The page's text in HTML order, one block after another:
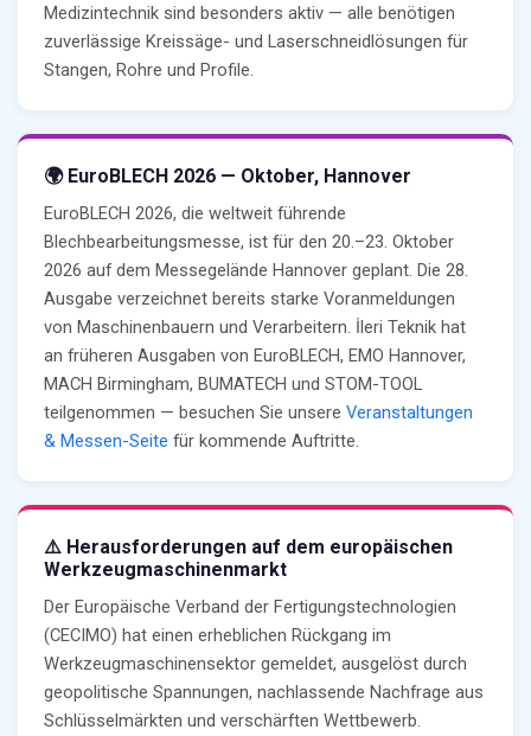
Medizintechnik sind besonders aktiv — alle benötigen
zuverlässige Kreissäge- und Laserschneidlösungen für
Stangen, Rohre und Profile.
🌍 EuroBLECH 2026 — Oktober, Hannover
EuroBLECH 2026, die weltweit führende
Blechbearbeitungsmesse, ist für den 20.–23. Oktober
2026 auf dem Messegelände Hannover geplant. Die 28.
Ausgabe verzeichnet bereits starke Voranmeldungen
von Maschinenbauern und Verarbeitern. İleri Teknik hat
an früheren Ausgaben von EuroBLECH, EMO Hannover,
MACH Birmingham, BUMATECH und STOM-TOOL
teilgenommen — besuchen Sie unsere Veranstaltungen
& Messen-Seite für kommende Auftritte.
⚠️ Herausforderungen auf dem europäischen
Werkzeugmaschinenmarkt
Der Europäische Verband der Fertigungstechnologien
(CECIMO) hat einen erheblichen Rückgang im
Werkzeugmaschinensektor gemeldet, ausgelöst durch
geopolitische Spannungen, nachlassende Nachfrage aus
Schlüsselmärkten und verschärften Wettbewerb.